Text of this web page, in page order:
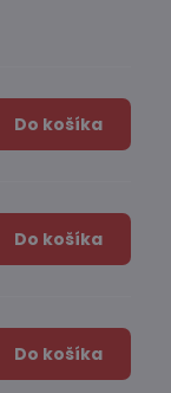
Do košíka
Do košíka
Do košíka